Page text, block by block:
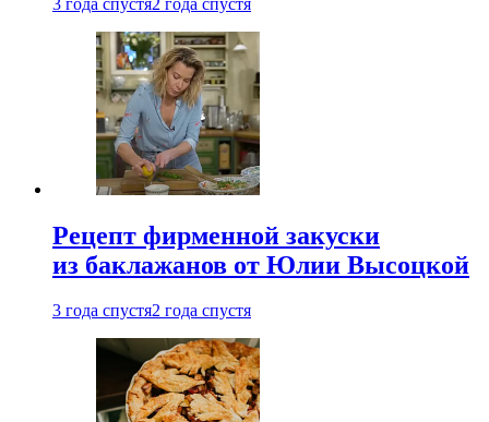
Рецепт фирменной закуски
из баклажанов от Юлии Высоцкой
3 года спустя2 года спустя